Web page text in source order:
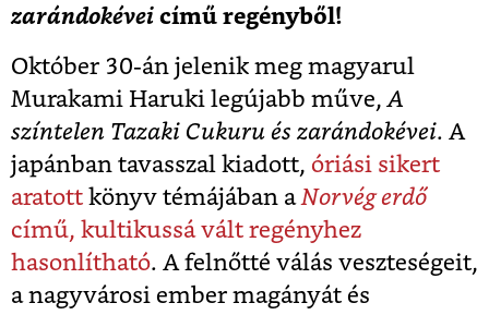
zarándokévei című regényből!
Október 30-án jelenik meg magyarul
Murakami Haruki legújabb műve, A
színtelen Tazaki Cukuru és zarándokévei. A
japánban tavasszal kiadott, óriási sikert
aratott könyv témájában aNorvég erdő
című, kultikussá vált regényhez
hasonlítható. A felnőtté válás veszteségeit,
a nagyvárosi ember magányát és